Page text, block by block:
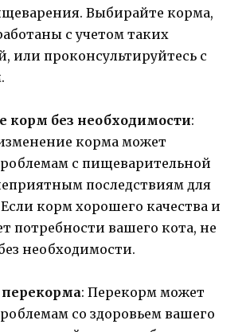
Выбирайте корма,
с учетом таких
или проконсультируйтесь с
корм без необходимости:
корма может
с пищеварительной
последствиям для
корм хорошего качества и
потребности вашего кота, не
необходимости.
перекорма: Перекорм может
со здоровьем вашего